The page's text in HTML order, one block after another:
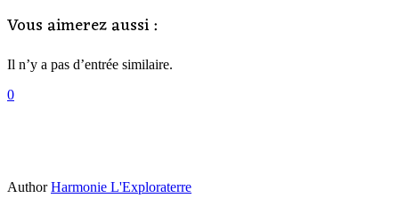
Vous aimerez aussi :
Il n’y a pas d’entrée similaire.
0
Author Harmonie L'Exploraterre